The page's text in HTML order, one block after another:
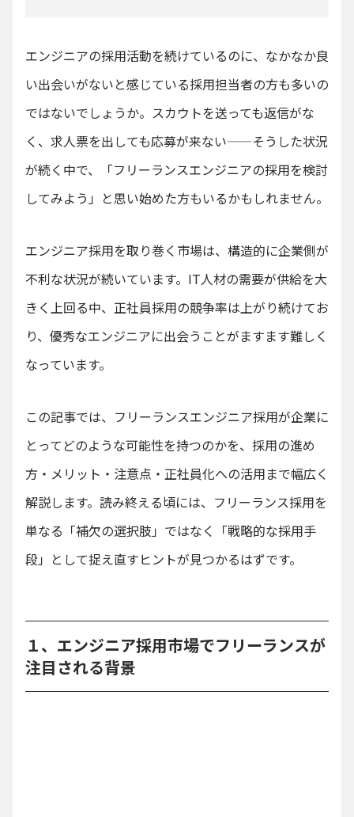
エンジニアの採用活動を続けているのに、なかなか良
い出会いがないと感じている採用担当者の方も多いの
ではないでしょうか。スカウトを送っても返信がな
く、求人票を出しても応募が来ない——そうした状況
が続く中で、「フリーランスエンジニアの採用を検討
してみよう」と思い始めた方もいるかもしれません。
エンジニア採用を取り巻く市場は、構造的に企業側が
不利な状況が続いています。IT人材の需要が供給を大
きく上回る中、正社員採用の競争率は上がり続けてお
り、優秀なエンジニアに出会うことがますます難しく
なっています。
この記事では、フリーランスエンジニア採用が企業に
とってどのような可能性を持つのかを、採用の進め
方・メリット・注意点・正社員化への活用まで幅広く
解説します。読み終える頃には、フリーランス採用を
単なる「補欠の選択肢」ではなく「戦略的な採用手
段」として捉え直すヒントが見つかるはずです。
１、エンジニア採用市場でフリーランスが
注目される背景